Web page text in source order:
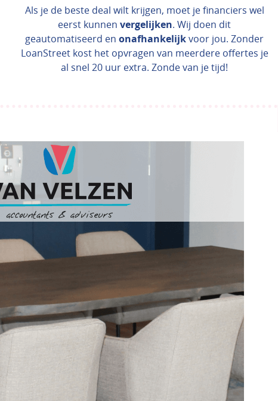
Als je de beste deal wilt krijgen, moet je financiers wel
eerst kunnen vergelijken. Wij doen dit
geautomatiseerd en onafhankelijkvoor jou. Zonder
LoanStreet kost het opvragen van meerdere offertes je
al snel 20 uur extra. Zonde van je tijd!